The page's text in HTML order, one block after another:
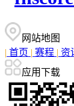
网站地图
| 首页 | 赛程 | 资
应用下载